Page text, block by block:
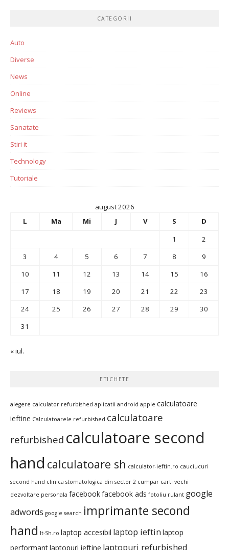
CATEGORII
Auto
Diverse
News
Online
Reviews
Sanatate
Stiri it
Technology
Tutoriale
august 2026
L
Ma Mi J V S
D
1
2
3
4 5 6 7 8
9
10
11 12 13 14 15
16
17
18 19 20 21 22
23
24
25 26 27 28 29
30
31
« iul.
ETICHETE
alegere calculator refurbished aplicatii android apple calculatoare
ieftine Calculatoarele refurbished calculatoare
refurbished calculatoare second
hand calculatoare sh calculator-ieftin.ro cauciucuri
second hand clinica stomatologica din sector 2 cumpar carti vechi
dezvoltare personala facebookfacebook ads fotoliu rulant google
adwords google search imprimante second
hand It-Sh.ro laptop accesibil laptop ieftin laptop
performantlaptopuri ieftine laptopuri refurbished